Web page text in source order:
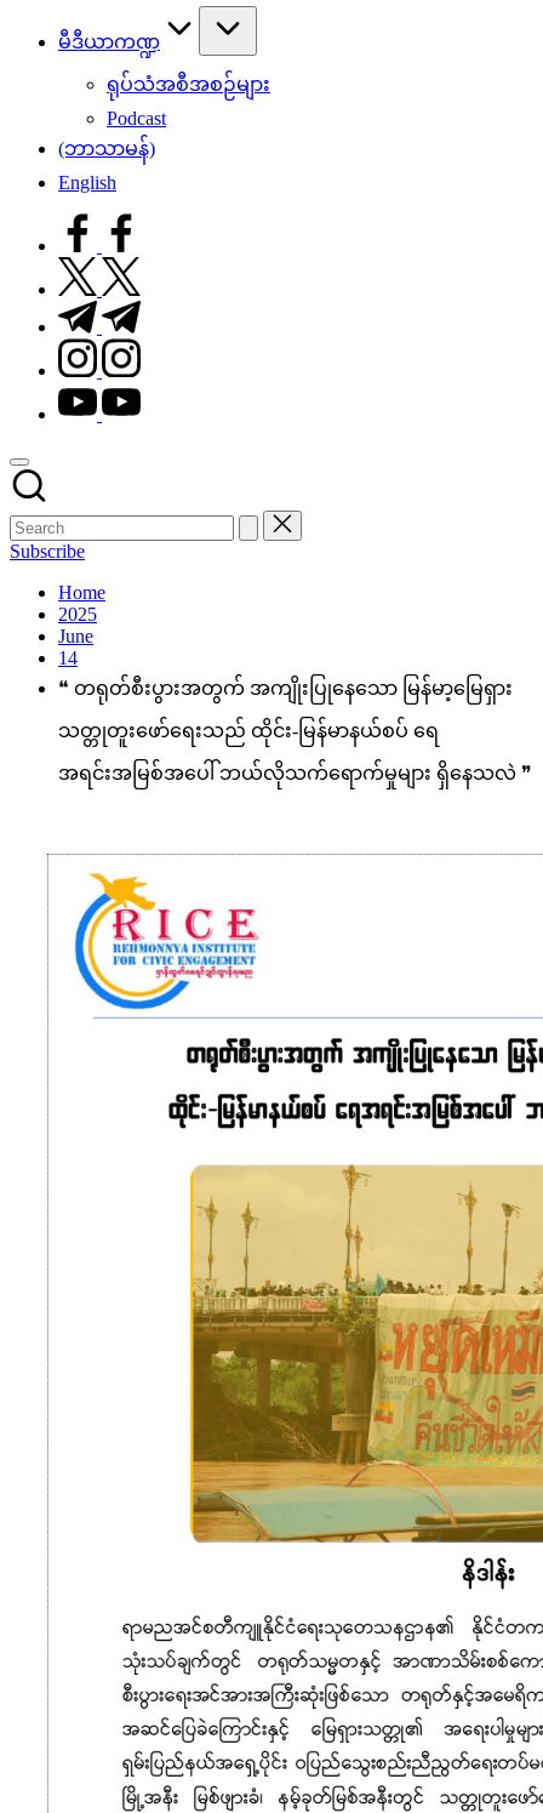
မီဒီယာကဏ္ဍ
ရုပ်သံအစီအစဉ်များ
Podcast
(ဘာသာမန်)
English
facebook.com
twitter.com
t.me
instagram.com
youtube.com
Subscribe
Home
2025
June
14
❝ တရုတ်စီးပွားအတွက် အကျိုးပြုနေသော မြန်မာ့မြေရှား
သတ္တုတူးဖော်ရေးသည် ထိုင်း-မြန်မာနယ်စပ် ‌ရေ
အရင်းအမြစ်အ‌ပေါ် ဘယ်လိုသက်ရောက်မှုများ ရှိနေသလဲ ❞